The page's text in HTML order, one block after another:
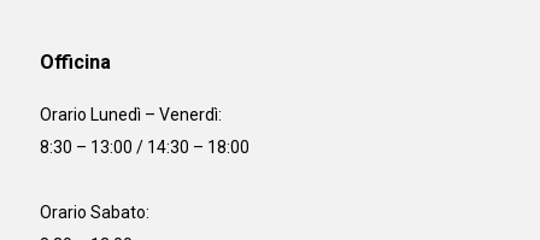
Officina
Orario Lunedì – Venerdì:
8:30 – 13:00 / 14:30 – 18:00
Orario Sabato: